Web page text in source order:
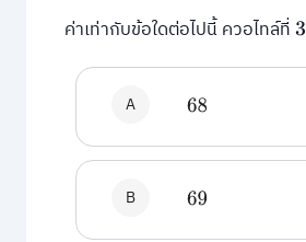
ค่าเท่ากับข้อใดต่อไปนี้ควอไทล์ที่3
A 68
B 69